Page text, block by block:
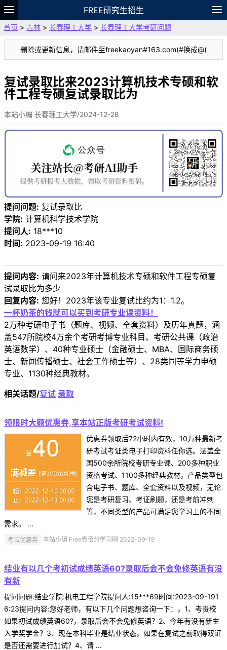
FREE研究生招生
题库
故事 专题 APP 笔记
论坛
VIP
资料
首页 > 吉林 > 长春理工大学 > 长春理工大学考研问题
删除或更新信息，请邮件至freekaoyan#163.com(#换成@)
复试录取比来2023计算机技术专硕和软
件工程专硕复试录取比为
本站小编 长春理工大学/2024-12-28
提问问题: 复试录取比
学院: 计算机科学技术学院
提问人: 18***10
时间: 2023-09-19 16:40
提问内容: 请问来2023年计算机技术专硕和软件工程专硕复
试录取比为多少
回复内容: 您好！2023年该专业复试比约为1：1.2。
一杯奶茶的钱就可以买到考研专业课资料！
2万种考研电子书（题库、视频、全套资料）及历年真题，涵
盖547所院校4万余个考研考博专业科目、考研公共课（政治
英语数学）、40种专业硕士（金融硕士、MBA、国际商务硕
士、新闻传播硕士、社会工作硕士等）、28类同等学力申硕
专业、1130种经典教材。
相关话题/复试 录取
领限时大额优惠券,享本站正版考研考试资料!
优惠券领取后72小时内有效，10万种最新考
研考试考证类电子打印资料任你选。涵盖全
国500余所院校考研专业课、200多种职业
资格考试、1100多种经典教材，产品类型包
含电子书、题库、全套资料以及视频，无论
您是考研复习、考证刷题，还是考前冲刺
等，不同类型的产品可满足您学习上的不同
需求。 ...
考试优惠券 本站小编 Free壹佰分学习网 2022-09-19
结业有以几个考初试成绩英语60?录取后会不会免修英语有没
有新
提问问题:结业学院:机电工程学院提问人:15***69时间:2023-09-191
6:23提问内容:您好老师，有以下几个问题想咨询一下：，1、考贵校
如果初试成绩英语60?，录取后会不会免修英语？2、今年有没有新生
入学奖学金？3、现在本科毕业是结业状态，如果在复试之前取得双证
是否还需要进行加试？4、请 ...